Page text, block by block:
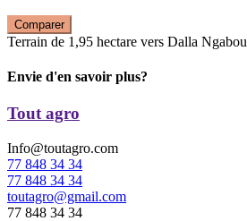
Comparer
Terrain de 1,95 hectare vers Dalla Ngabou
Envie d'en savoir plus?
Tout agro
Info@toutagro.com
77 848 34 34
77 848 34 34
toutagro@gmail.com
77 848 34 34